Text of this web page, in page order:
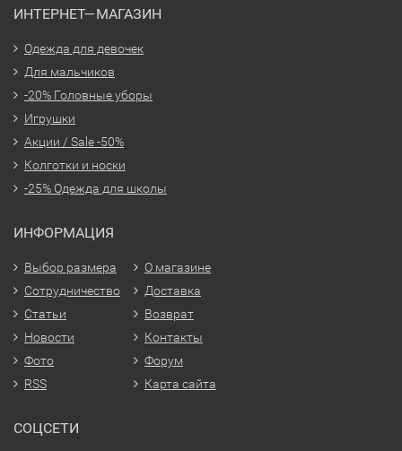
ИНТЕРНЕТ—МАГАЗИН
Одежда для девочек
Для мальчиков
-20% Головные уборы
Игрушки
Акции / Sale -50%
Колготки и носки
-25% Одежда для школы
ИНФОРМАЦИЯ
Выбор размера
Сотрудничество
Статьи
Новости
Фото
RSS
О магазине
Доставка
Возврат
Контакты
Форум
Карта сайта
СОЦСЕТИ